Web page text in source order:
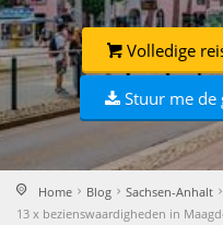
Volledige
Stuur me de
Home Blog
Sachsen-Anhalt
13 x bezienswaardigheden in